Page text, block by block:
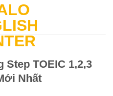
Step TOEIC 1,2,3
Nhất